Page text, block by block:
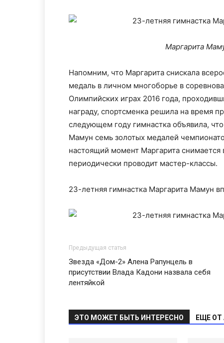
Маргарита
Напомним, что Маргарита снискала
медаль в личном многоборье в
Олимпийских играх 2016 года,
награду, спортсменка решила на время
следующем году гимнастка объявила,
Мамун семь золотых медалей
настоящий момент Маргарита снимается
периодически проводит мастер-классы.
23-летняя гимнастка Маргарита Мамун
Предыдущая статья
Звезда «Дом-2» Алена Рапунцель в
присутствии Влада Кадони назвала себя
лентяйкой
ЭТО МОЖЕТ БЫТЬ ИНТЕРЕСНО ЕЩЕ ОТ